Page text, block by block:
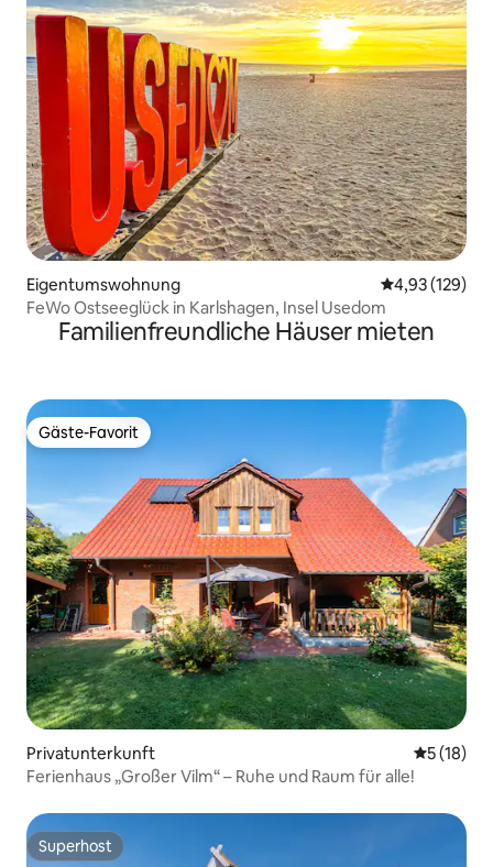
Eigentumswohnung
4,93 (129)
FeWo Ostseeglück in Karlshagen, Insel Usedom
Familienfreundliche Häuser mieten
Gäste-Favorit
Gäste-Favorit
Privatunterkunft
5 (18)
Ferienhaus „Großer Vilm“ – Ruhe und Raum für alle!
Superhost
Superhost